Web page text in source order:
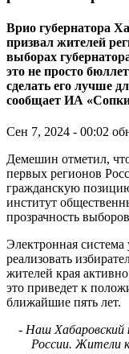
Врио губернатора
призвал жителей
выборах
это не просто
сделать его лучше
сообщает ИА
Сен 7, 2024 - 00:02
Демешин отметил,
первых регионов
гражданскую
институт
прозрачность
Электронная система
реализовать
жителей края
это приведет к
ближайшие пять лет.
- Наш Хабаровский
России. Жители